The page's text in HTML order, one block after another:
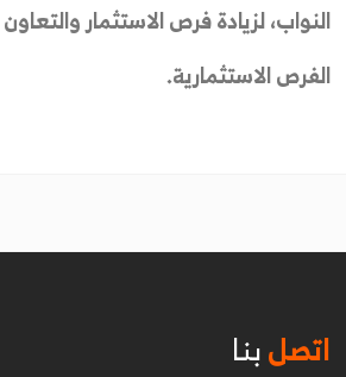
النواب، لزيادة فرص الاستثمار
الفرص الاستثمارية.
اتصلبنا